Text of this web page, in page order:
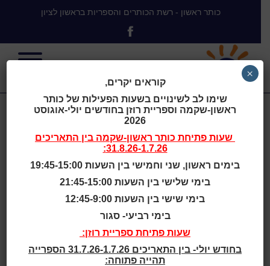
כותר ראשון - רשת הכותרים והספריות בראשון לציון
Lelystad
Public Library,
Flevomeer,
Holland
קוראים יקרים,
שימו לב לשינויים בשעות הפעילות של כותר
ראשון-שקמה וספריית רוזן בחודשים יולי-אוגוסט
2026
שעות פתיחת כותר ראשון-שקמה בין התאריכים
31.8.26-1.7.26:
בימים ראשון, שני וחמישי בין השעות 19:45-15:00
בימי שלישי בין השעות 21:45-15:00
בימי שישי בין השעות 12:45-9:00
בימי רביעי- סגור
שעות פתיחת ספריית רוזן:
בחודש יולי- בין התאריכים 31.7.26-1.7.26 הספרייה
תהייה פתוחה:
×